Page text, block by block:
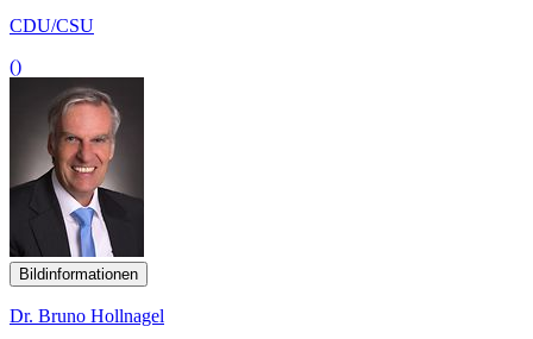
CDU/CSU
()
Bildinformationen
Dr. Bruno Hollnagel